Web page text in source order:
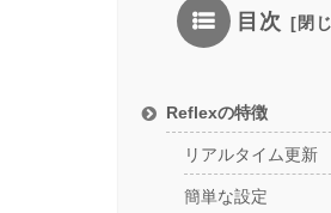
目次
Reflexの特徴
リアルタイム更新
簡単な設定